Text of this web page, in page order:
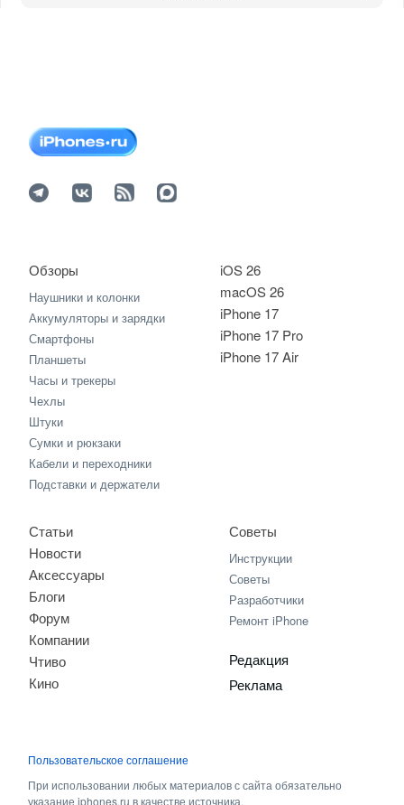
iOS 26
macOS 26
iPhone 17
iPhone 17 Pro
iPhone 17 Air
Обзоры
Наушники и колонки
Аккумуляторы и зарядки
Смартфоны
Планшеты
Часы и трекеры
Чехлы
Штуки
Сумки и рюкзаки
Кабели и переходники
Подставки и держатели
Статьи
Новости
Аксессуары
Блоги
Форум
Компании
Чтиво
Кино
Советы
Инструкции
Советы
Разработчики
Ремонт iPhone
Редакция
Реклама
Пользовательское соглашение
При использовании любых материалов с сайта обязательно
указание iphones.ru в качестве источника.